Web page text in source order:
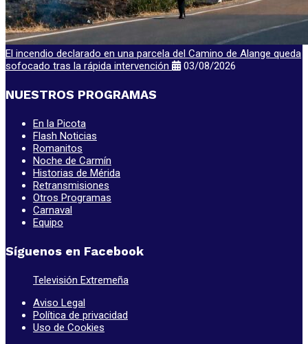
El incendio declarado en una parcela del Camino de Alange queda
sofocado tras la rápida intervención
03/08/2026
NUESTROS PROGRAMAS
En la Picota
Flash Noticias
Romanitos
Noche de Carmín
Historias de Mérida
Retransmisiones
Otros Programas
Carnaval
Equipo
Síguenos en Facebook
Televisión Extremeña
Aviso Legal
Política de privacidad
Uso de Cookies